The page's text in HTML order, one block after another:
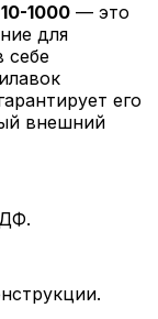
1000 — это
для
себе
его
внешний